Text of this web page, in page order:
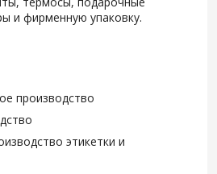
и фирменную упаковку.
производство
этикетки и